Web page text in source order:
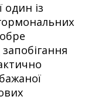
один із